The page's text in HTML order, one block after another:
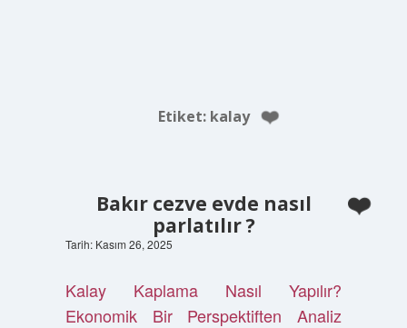
Etiket: kalay
Bakır cezve evde nasıl
parlatılır ?
Tarih: Kasım 26, 2025
Kalay Kaplama Nasıl Yapılır?
Ekonomik Bir Perspektiften Analiz